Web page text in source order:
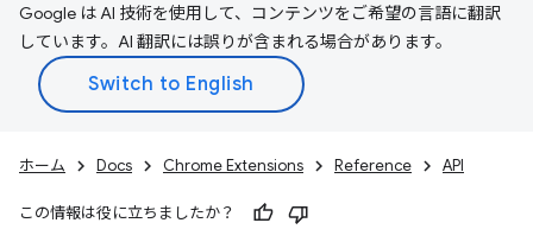
Google は AI 技術を使用して、コンテンツをご希望の言語に翻訳
しています。AI 翻訳には誤りが含まれる場合があります。
ホーム Docs Chrome Extensions Reference API
この情報は役に立ちましたか？